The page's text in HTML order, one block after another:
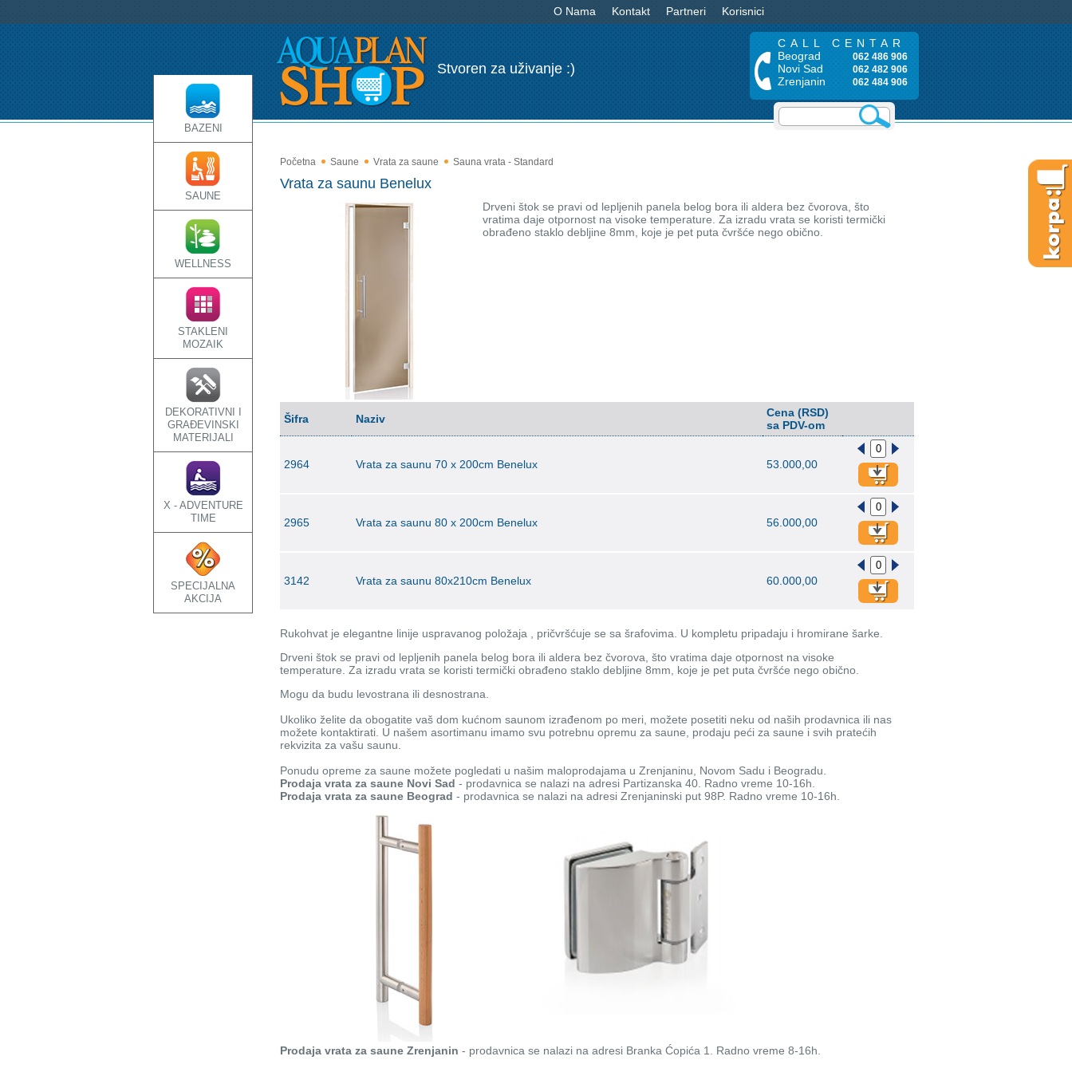
O Nama Kontakt Partneri Korisnici
Stvoren za uživanje :)
CALL CENTAR
Beograd
062 486 906
Novi Sad 062 482 906
Zrenjanin 062 484 906
BAZENI
SAUNE
WELLNESS
STAKLENI
MOZAIK
DEKORATIVNI I
GRAĐEVINSKI
MATERIJALI
X - ADVENTURE
TIME
SPECIJALNA
AKCIJA
Početna Saune Vrata za saune Sauna vrata - Standard
Vrata za saunu Benelux
Drveni štok se pravi od lepljenih panela belog bora ili aldera bez čvorova, što
vratima daje otpornost na visoke temperature. Za izradu vrata se koristi termički
obrađeno staklo debljine 8mm, koje je pet puta čvršće nego obično.
Šifra Naziv
Cena (RSD)
sa PDV-om
2964 Vrata za saunu 70 x 200cm Benelux 53.000,00
2965 Vrata za saunu 80 x 200cm Benelux 56.000,00
3142 Vrata za saunu 80x210cm Benelux 60.000,00
Rukohvat je elegantne linije uspravanog položaja , pričvršćuje se sa šrafovima. U kompletu pripadaju i hromirane šarke.
Drveni štok se pravi od lepljenih panela belog bora ili aldera bez čvorova, što vratima daje otpornost na visoke
temperature. Za izradu vrata se koristi termički obrađeno staklo debljine 8mm, koje je pet puta čvršće nego obično.
Mogu da budu levostrana ili desnostrana.
Ukoliko želite da obogatite vaš dom kućnom saunom izrađenom po meri, možete posetiti neku od naših prodavnica ili nas
možete kontaktirati. U našem asortimanu imamo svu potrebnu opremu za saune, prodaju peći za saune i svih pratećih
rekvizita za vašu saunu.
Ponudu opreme za saune možete pogledati u našim maloprodajama u Zrenjaninu, Novom Sadu i Beogradu.
Prodaja vrata za saune Novi Sad - prodavnica se nalazi na adresi Partizanska 40. Radno vreme 10-16h.
Prodaja vrata za saune Beograd - prodavnica se nalazi na adresi Zrenjaninski put 98P. Radno vreme 10-16h.
Prodaja vrata za saune Zrenjanin - prodavnica se nalazi na adresi Branka Ćopića 1. Radno vreme 8-16h.